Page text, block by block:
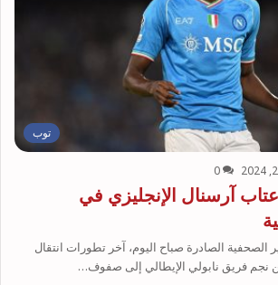
توب
0
آرسنال الإنجليزي في
الصحفية الصادرة صباح اليوم، آخر تطورات انتقال
نجم فريق نابولي الإيطالي إلى صفوف…